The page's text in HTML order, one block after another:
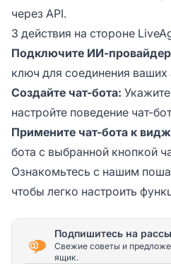
через API.
3 действия на стороне
Подключите ИИ-
ключ для соединения ваших
Создайте чат-бота:
настройте поведение чат-
Примените чат-бота к
бота с выбранной кнопкой
Ознакомьтесь с нашим
чтобы легко настроить
Подпишитесь на
Свежие советы и
ящик.